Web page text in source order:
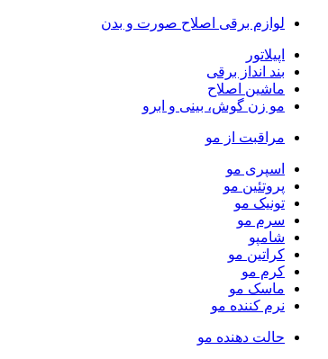
لوازم برقی اصلاح صورت و بدن
اپیلاتور
بند انداز برقی
ماشین اصلاح
مو زن گوش، بینی و ابرو
مراقبت از مو
اسپری مو
پروتئین مو
تونیک مو
سرم مو
شامپو
کراتین مو
کرم مو
ماسک مو
نرم کننده مو
حالت دهنده مو